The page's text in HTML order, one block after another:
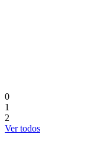
0
1
2
Ver todos